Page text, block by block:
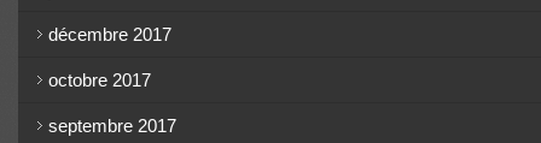
décembre 2017
octobre 2017
septembre 2017